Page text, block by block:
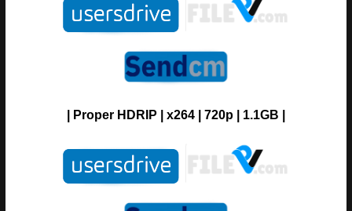
Proper H DRIP | x264 | 720p | 1.1GB |